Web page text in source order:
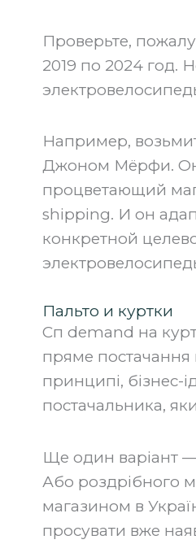
‍Проверьте,
2019 по 2024 год.
Например,
Джоном Мёрфи. Он
процветающий
shipping. И он
конкретной
Пальто и куртки
Сп demand на
пряме постачання
принципі, бізнес-
постачальника,
‍Ще один варіант
Або роздрібного
магазином в
просувати вже